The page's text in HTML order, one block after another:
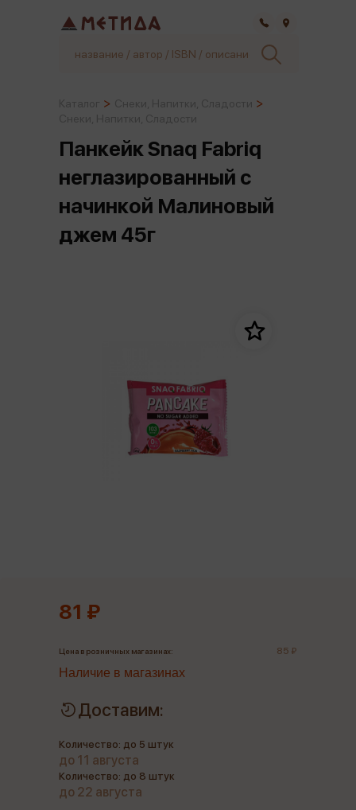
Панкейк Snaq Fabriq
неглазированный с
начинкой Малиновый
джем 45г
81 ₽
Цена в розничных магазинах: 85 ₽
Наличие в магазинах
Доставим:
Количество: до 5 штук
до 11 августа
Количество: до 8 штук
до 22 августа